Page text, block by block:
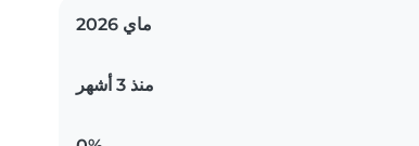
ماي 2026
منذ 3 أشهر